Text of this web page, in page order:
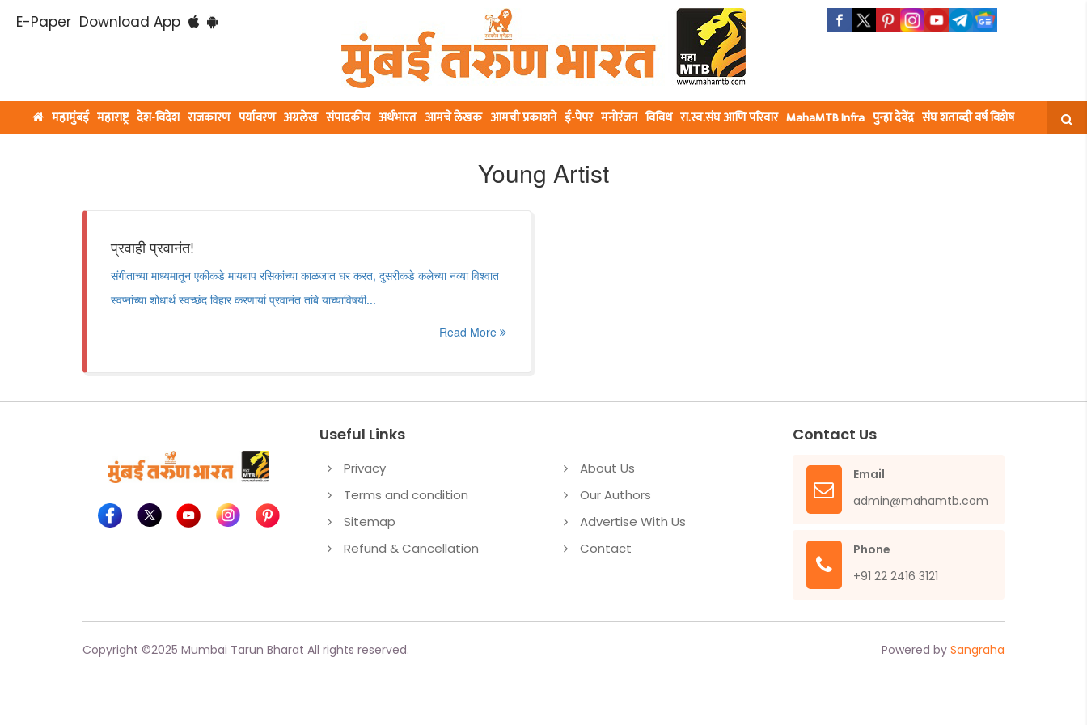
E-Paper Download App
महामुंबई महाराष्ट्र देश-विदेश राजकारण पर्यावरण अग्रलेख संपादकीय अर्थभारत आमचे लेखक आमची प्रकाशने ई-पेपर मनोरंजन विविध रा.स्व.संघ आणि परिवार MahaMTB Infra पुन्हा देवेंद्र संघ शताब्दी वर्ष विशेष
Young Artist
प्रवाही प्रवानंत!
संगीताच्या माध्यमातून एकीकडे मायबाप रसिकांच्या काळजात घर करत, दुसरीकडे कलेच्या नव्या विश्वात
स्वप्नांच्या शोधार्थ स्वच्छंद विहार करणार्या प्रवानंत तांबे याच्याविषयी...
Read More
Useful Links
Privacy
Terms and condition
Sitemap
Refund & Cancellation
About Us
Our Authors
Advertise With Us
Contact
Contact Us
Email
admin@mahamtb.com
Phone
+91 22 2416 3121
Copyright ©2025 Mumbai Tarun Bharat All rights reserved. Powered by Sangraha